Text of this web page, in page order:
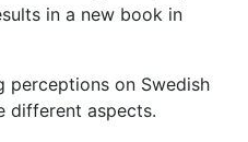
in a new book in
perceptions on Swedish
different aspects.